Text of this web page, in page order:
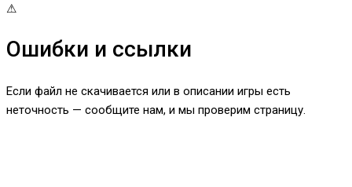
⚠
Ошибки и ссылки
Если файл не скачивается или в описании игры есть
неточность — сообщите нам, и мы проверим страницу.